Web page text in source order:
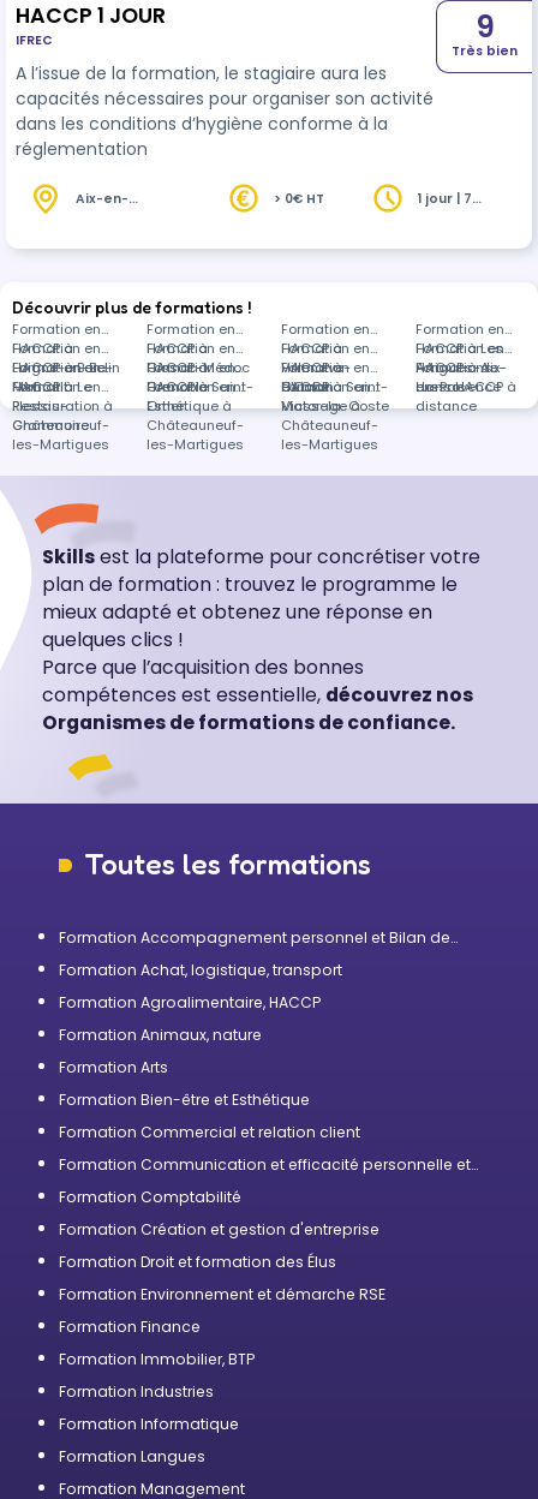
HACCP 1 JOUR
IFREC
A l’issue de la formation, le stagiaire aura les
capacités nécessaires pour organiser son activité
dans les conditions d’hygiène conforme à la
réglementation
9
Très bien
Aix-en-
> 0€ HT
1 jour | 7
Découvrir plus de formations !
Formation en
HACCP à
Laigné-en-Belin
Formation en
HACCP à
Cissac-Médoc
Formation en
HACCP à
Villenave-
d'Ornon
Formation en
HACCP à Les
Artigues-de-
Lussac
Formation en
HACCP à Baie-
Mahault
Formation en
HACCP à
Grenoble
Formation en
HACCP à
Guiche
Formation en
HACCP à Aix-
en-Provence
Formation en
HACCP à Le
Plessis-
Grammoire
Formation en
HACCP à Saint-
Omer
Formation en
HACCP à Saint-
Victor-la-Coste
Formations
dans HACCP à
distance
Formation en
Restauration à
Châteauneuf-
les-Martigues
Formation en
Esthétique à
Châteauneuf-
les-Martigues
Formation en
Massage à
Châteauneuf-
les-Martigues
Skillsest la plateforme pour concrétiser votre
plan de formation : trouvez le programme le
mieux adapté et obtenez une réponse en
quelques clics !
Parce que l’acquisition des bonnes
compétences est essentielle, découvrez nos
Organismes de formations de confiance.
Toutes les formations
Formation Accompagnement personnel et Bilan de
Formation Achat, logistique, transport
Formation Agroalimentaire, HACCP
Formation Animaux, nature
Formation Arts
Formation Bien-être et Esthétique
Formation Commercial et relation client
Formation Communication et efficacité personnelle et
Formation Comptabilité
Formation Création et gestion d'entreprise
Formation Droit et formation des Élus
Formation Environnement et démarche RSE
Formation Finance
Formation Immobilier, BTP
Formation Industries
Formation Informatique
Formation Langues
Formation Management